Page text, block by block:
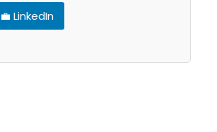
💼 LinkedIn